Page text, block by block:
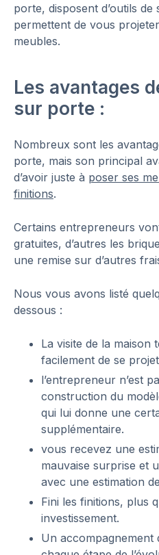
porte, disposent d’outils de
permettent de vous
meubles.
Les avantages
sur porte :
Nombreux sont les
porte, mais son principal
d’avoir juste à poser ses
finitions.
Certains entrepreneurs
gratuites, d’autres les
une remise sur d’autres
Nous vous avons listé
dessous :
La visite de la maison
facilement de se
l’entrepreneur n’est
construction du
qui lui donne une
supplémentaire.
vous recevez une
mauvaise surprise et
avec une estimation
Fini les finitions, plus
investissement.
Un accompagnement